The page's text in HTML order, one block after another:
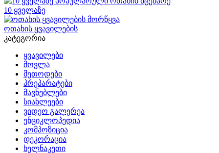
10 ყველაზე
ოთახის ყვავილების
კატეგორია
ყვავილები
მოვლა
მეთოდები
პრეპარატები
მავნებლები
სიახლეები
ვიდეო გალერეა
ენციკლოპედია
კომპოზიცია
დეკორაცია
ხელნაკეთი